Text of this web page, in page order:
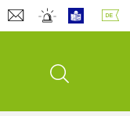
Suche öffnen